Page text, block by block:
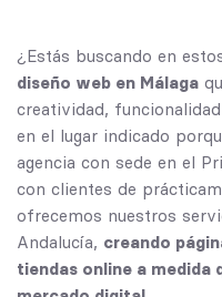
¿Estás buscando en
diseño web en Málaga
creatividad,
en el lugar indicado
agencia con sede en el
con clientes de
ofrecemos nuestros
Andalucía, creando
tiendas online a